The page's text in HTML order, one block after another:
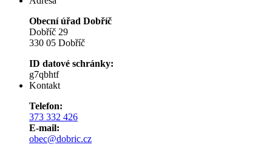
Obecní úřad Dobříč
Dobříč 29
330 05 Dobříč
ID datové schránky:
g7qbhtf
Kontakt
Telefon:
373 332 426
E-mail:
obec@dobric.cz